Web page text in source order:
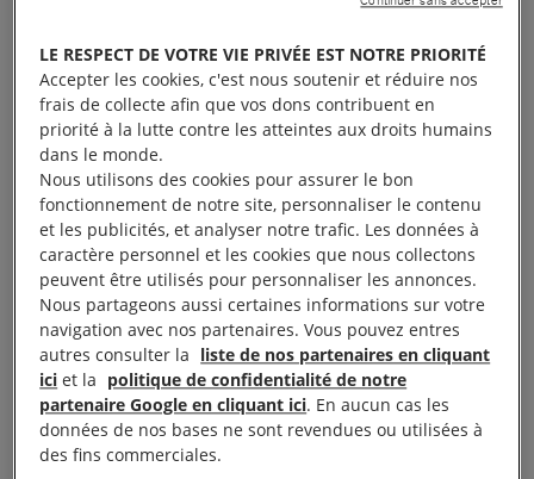
Projection du film «Le vénérable W» de Barbet
Schroeder suivie d’un débat dans le cadre de la
campagne » I welcome »
le 13 novembre à 20h30
LE RESPECT DE VOTRE VIE PRIVÉE EST NOTRE PRIORITÉ
Accepter les cookies, c'est nous soutenir et réduire nos
frais de collecte afin que vos dons contribuent en
priorité à la lutte contre les atteintes aux droits humains
dans le monde.
Nous utilisons des cookies pour assurer le bon
fonctionnement de notre site, personnaliser le contenu
et les publicités, et analyser notre trafic. Les données à
caractère personnel et les cookies que nous collectons
peuvent être utilisés pour personnaliser les annonces.
Nous partageons aussi certaines informations sur votre
navigation avec nos partenaires. Vous pouvez entres
autres consulter la liste de nos partenaires en cliquant
ici et la politique de confidentialité de notre
partenaire Google en cliquant ici. En aucun cas les
données de nos bases ne sont revendues ou utilisées à
des fins commerciales.